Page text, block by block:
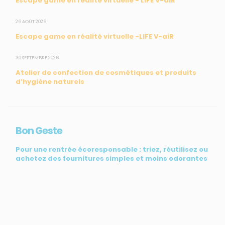
26 AOÛT 2026
Escape game en réalité virtuelle -LIFE V-aiR
30 SEPTEMBRE 2026
Atelier de confection de cosmétiques et produits
d’hygiène naturels
Bon Geste
Pour une rentrée écoresponsable : triez, réutilisez ou
achetez des fournitures simples et moins odorantes
CONTACT
Mail : info@madininair.fr